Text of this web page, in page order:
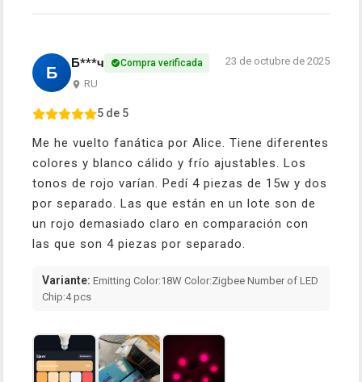
Б Б***ч Compra verificada
RU
23 de octubre de 2025
5 de 5
Me he vuelto fanática por Alice. Tiene diferentes
colores y blanco cálido y frío ajustables. Los
tonos de rojo varían. Pedí 4 piezas de 15w y dos
por separado. Las que están en un lote son de
un rojo demasiado claro en comparación con
las que son 4 piezas por separado.
Variante: Emitting Color:18W Color:Zigbee Number of LED
Chip:4 pcs